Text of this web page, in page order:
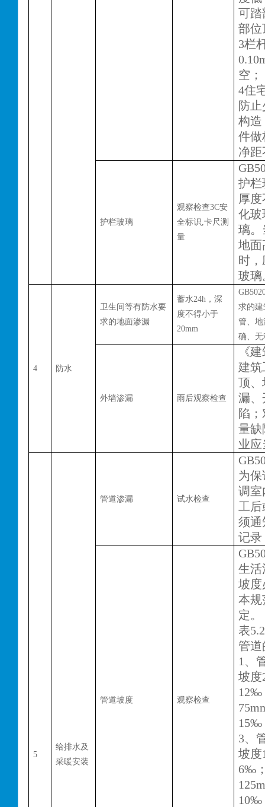
可
部位
3栏
空；
4住
防
构造
件做
净距
护栏玻璃
观察检查3C安
全标识,卡尺测
量
护栏
厚
化玻
璃。
地面
时
玻璃
4 防水
卫生间等有防水要
求的地面渗漏
蓄水24h，深
度不得小于
20mm
求的
管、
确、
外墙渗漏 雨后观察检查
《
建筑
顶、
漏、
陷
量缺
业应
5
给排水及
采暖安装
管道渗漏 试水检查
为
调室
工
须通
记录
管道坡度 观察检查
生活
坡度
本规
定。
表
管道
1、
坡
12‰
15‰
3、
坡
6‰
10‰